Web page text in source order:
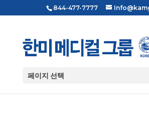
844-477-7777
페이지 선택